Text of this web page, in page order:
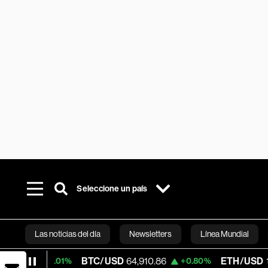
Seleccione un país
Las noticias del día Newsletters Línea Mundial
Bloomberg
BTC/USD 64,910.86 +0.80% ETH/USD 1,912.683